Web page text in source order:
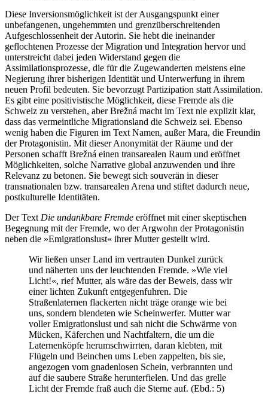
Diese Inversionsmöglichkeit ist der Ausgangspunkt einer
unbefangenen, ungehemmten und grenzüberschreitenden
Aufgeschlossenheit der Autorin. Sie hebt die ineinander
geflochtenen Prozesse der Migration und Integration hervor und
unterstreicht dabei jeden Widerstand gegen die
Assimilationsprozesse, die für die Zugewanderten meistens eine
Negierung ihrer bisherigen Identität und Unterwerfung in ihrem
neuen Profil bedeuten. Sie bevorzugt Partizipation statt Assimilation.
Es gibt eine positivistische Möglichkeit, diese Fremde als die
Schweiz zu verstehen, aber Brežná macht im Text nie explizit klar,
dass das vermeintliche Migrationsland die Schweiz sei. Ebenso
wenig haben die Figuren im Text Namen, außer Mara, die Freundin
der Protagonistin. Mit dieser Anonymität der Räume und der
Personen schafft Brežná einen transarealen Raum und eröffnet
Möglichkeiten, solche Narrative global anzuwenden und ihre
Relevanz zu betonen. Sie bewegt sich souverän in dieser
transnationalen bzw. transarealen Arena und stiftet dadurch neue,
postkulturelle Identitäten.
Der Text Die undankbare Fremde eröffnet mit einer skeptischen
Begegnung mit der Fremde, wo der Argwohn der Protagonistin
neben die »Emigrationslust« ihrer Mutter gestellt wird.
Wir ließen unser Land im vertrauten Dunkel zurück
und näherten uns der leuchtenden Fremde. »Wie viel
Licht!«, rief Mutter, als wäre das der Beweis, dass wir
einer lichten Zukunft entgegenfuhren. Die
Straßenlaternen flackerten nicht träge orange wie bei
uns, sondern blendeten wie Scheinwerfer. Mutter war
voller Emigrationslust und sah nicht die Schwärme von
Mücken, Käferchen und Nachtfaltern, die um die
Laternenköpfe herumschwirrten, daran klebten, mit
Flügeln und Beinchen ums Leben zappelten, bis sie,
angezogen vom gnadenlosen Schein, verbrannten und
auf die saubere Straße herunterfielen. Und das grelle
Licht der Fremde fraß auch die Sterne auf. (Ebd.: 5)